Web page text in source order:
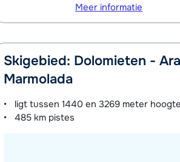
Meer informatie
Skigebied: Dolomieten -
Marmolada
ligt tussen1440 en 3269 meter hoogte
485 km pistes